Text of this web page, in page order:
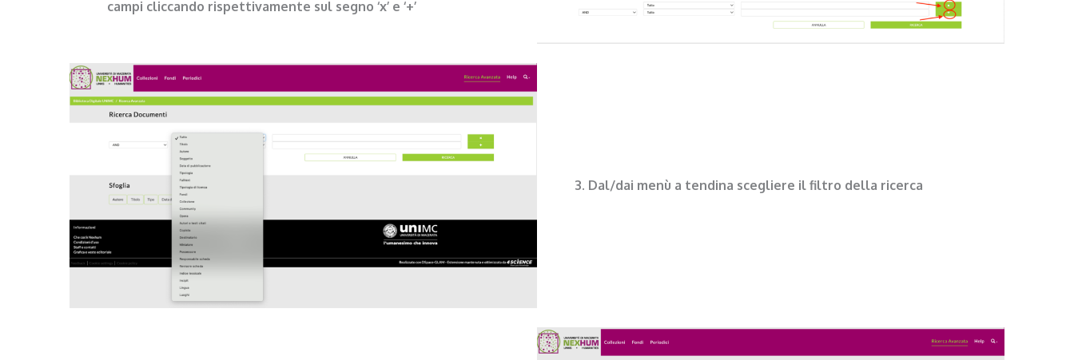
campi cliccando rispettivamente sul segno ‘x’ e ‘+’
3. Dal/dai menù a tendina scegliere il filtro della ricerca